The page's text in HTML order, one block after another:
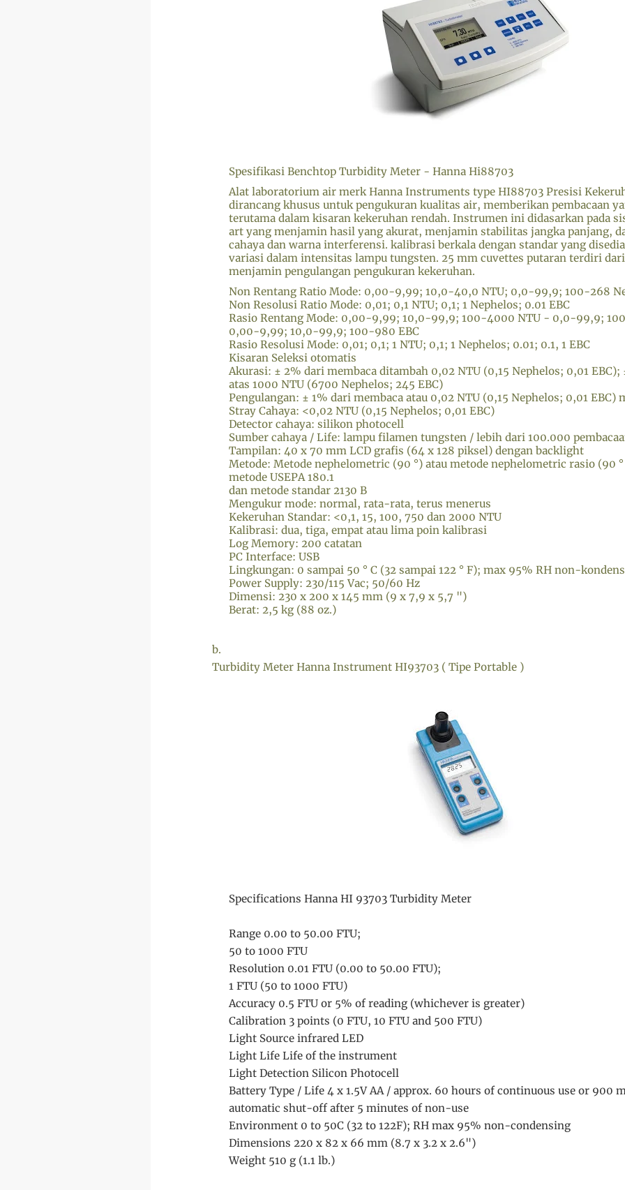
Spesifikasi Benchtop Turbidity Meter - Hanna Hi88703
Alat laboratorium air merk Hanna Instruments type HI88703 Presisi
dirancang khusus untuk pengukuran kualitas air, memberikan pembacaan
terutama dalam kisaran kekeruhan rendah. Instrumen ini didasarkan pada
art yang menjamin hasil yang akurat, menjamin stabilitas jangka panjang,
cahaya dan warna interferensi. kalibrasi berkala dengan standar yang
variasi dalam intensitas lampu tungsten. 25 mm cuvettes putaran terdiri
menjamin pengulangan pengukuran kekeruhan.
Non Rentang Ratio Mode: 0,00-9,99; 10,0-40,0 NTU; 0,0-99,9; 100-268
Non Resolusi Ratio Mode: 0,01; 0,1 NTU; 0,1; 1 Nephelos; 0.01 EBC
Rasio Rentang Mode: 0,00-9,99; 10,0-99,9; 100-4000 NTU - 0,0-99,9;
0,00-9,99; 10,0-99,9; 100-980 EBC
Rasio Resolusi Mode: 0,01; 0,1; 1 NTU; 0,1; 1 Nephelos; 0.01; 0.1, 1 EBC
Kisaran Seleksi otomatis
Akurasi: ± 2% dari membaca ditambah 0,02 NTU (0,15 Nephelos; 0,01
atas 1000 NTU (6700 Nephelos; 245 EBC)
Pengulangan: ± 1% dari membaca atau 0,02 NTU (0,15 Nephelos; 0,01 EBC)
Stray Cahaya: <0,02 NTU (0,15 Nephelos; 0,01 EBC)
Detector cahaya: silikon photocell
Sumber cahaya / Life: lampu filamen tungsten / lebih dari 100.000
Tampilan: 40 x 70 mm LCD grafis (64 x 128 piksel) dengan backlight
Metode: Metode nephelometric (90 °) atau metode nephelometric rasio (90
metode USEPA 180.1
dan metode standar 2130 B
Mengukur mode: normal, rata-rata, terus menerus
Kekeruhan Standar: <0,1, 15, 100, 750 dan 2000 NTU
Kalibrasi: dua, tiga, empat atau lima poin kalibrasi
Log Memory: 200 catatan
PC Interface: USB
Lingkungan: 0 sampai 50 ° C (32 sampai 122 ° F); max 95% RH non-
Power Supply: 230/115 Vac; 50/60 Hz
Dimensi: 230 x 200 x 145 mm (9 x 7,9 x 5,7 ")
Berat: 2,5 kg (88 oz.)
b.
Turbidity Meter Hanna Instrument HI93703 ( Tipe Portable )
Specifications Hanna HI 93703 Turbidity Meter
Range 0.00 to 50.00 FTU;
50 to 1000 FTU
Resolution 0.01 FTU (0.00 to 50.00 FTU);
1 FTU (50 to 1000 FTU)
Accuracy 0.5 FTU or 5% of reading (whichever is greater)
Calibration 3 points (0 FTU, 10 FTU and 500 FTU)
Light Source infrared LED
Light Life Life of the instrument
Light Detection Silicon Photocell
Battery Type / Life 4 x 1.5V AA / approx. 60 hours of continuous use or 900
automatic shut-off after 5 minutes of non-use
Environment 0 to 50C (32 to 122F); RH max 95% non-condensing
Dimensions 220 x 82 x 66 mm (8.7 x 3.2 x 2.6")
Weight 510 g (1.1 lb.)